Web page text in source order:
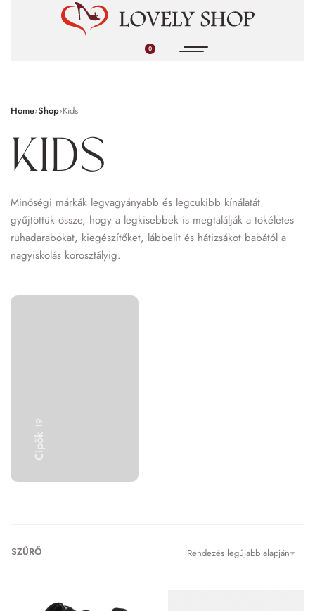
0
Home›Shop›Kids
Kids
Minőségi márkák legvagyányabb és legcukibb kínálatát
gyűjtöttük össze, hogy a legkisebbek is megtalálják a tökéletes
ruhadarabokat, kiegészítőket, lábbelit és hátizsákot babától a
nagyiskolás korosztályig.
Cipők
19
Rendezés legújabb alapján
SZŰRŐ